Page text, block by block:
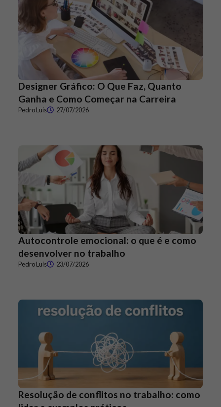
Designer Gráfico: O Que Faz, Quanto
Ganha e Como Começar na Carreira
Pedro Luis 27/07/2026
Autocontrole emocional: o que é e como
desenvolver no trabalho
Pedro Luis 23/07/2026
Resolução de conflitos no trabalho: como